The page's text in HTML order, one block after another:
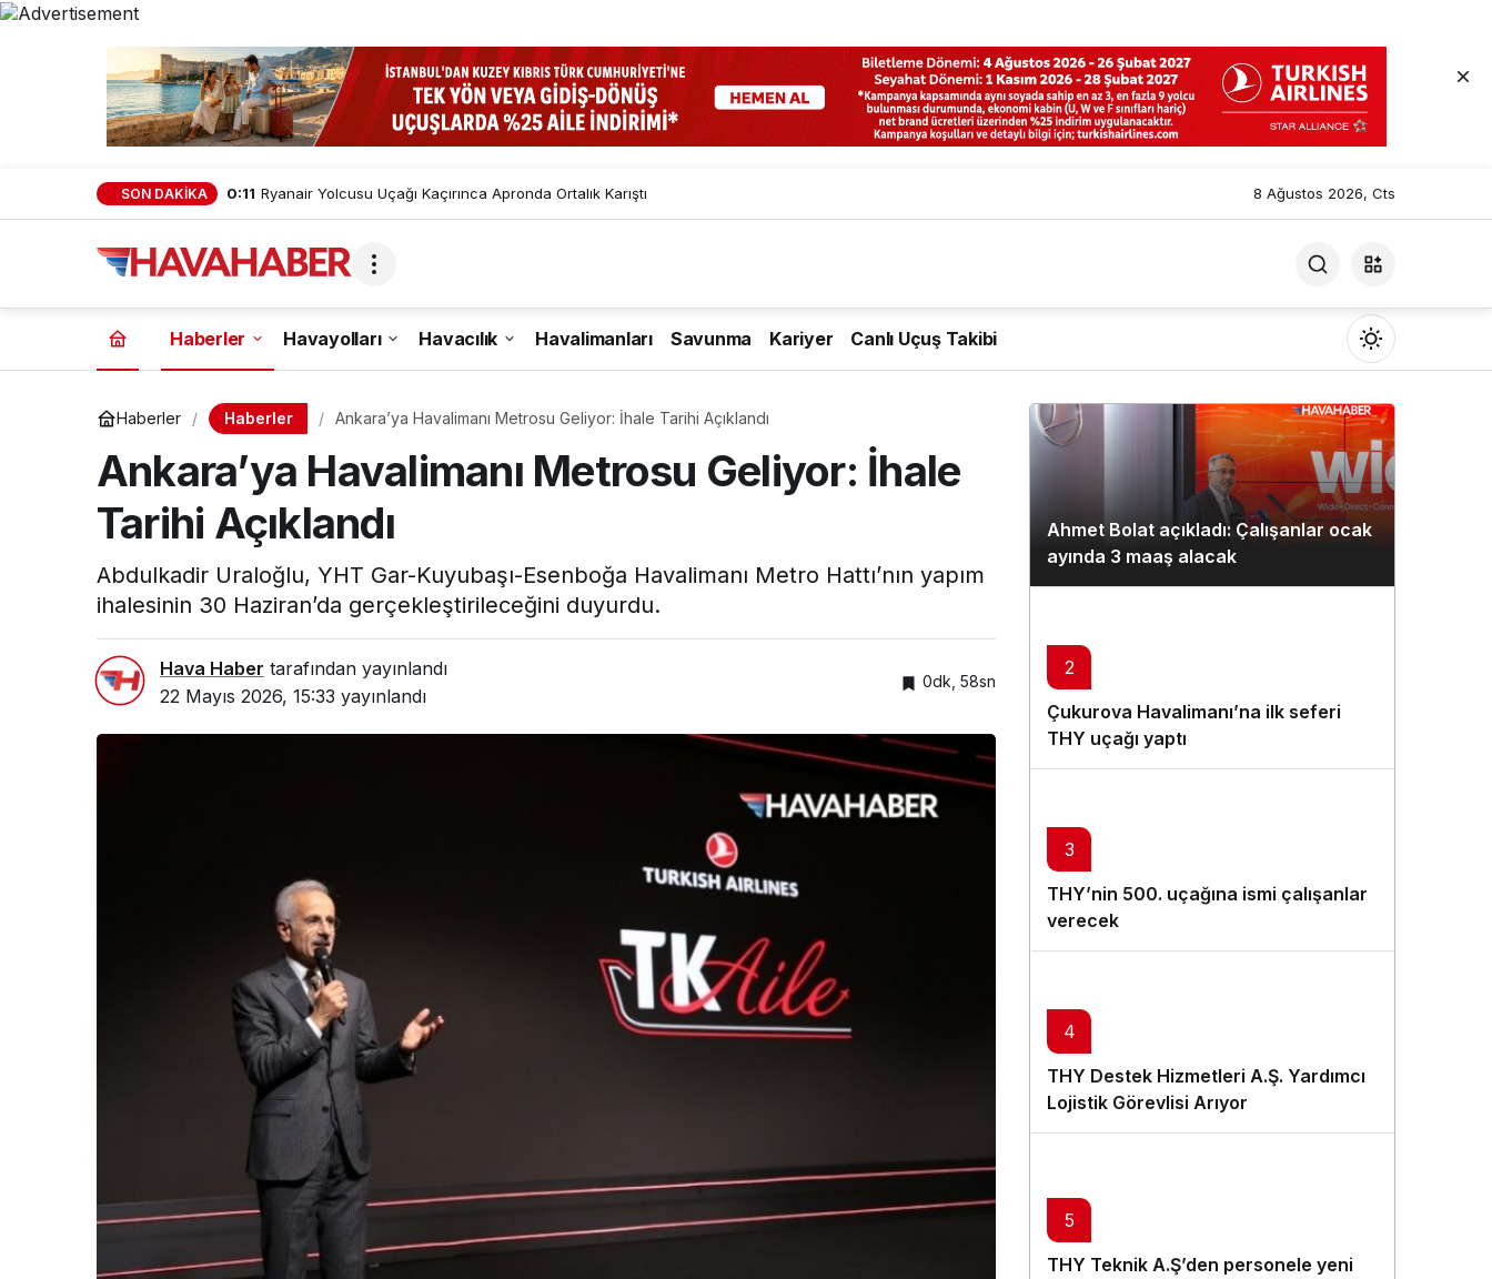
SON DAKİKA 0:11 Ryanair Yolcusu Uçağı Kaçırınca Apronda Ortalık Karıştı 8 Ağustos 2026, Cts
Haberler Havayolları Havacılık Havalimanları Savunma Kariyer Canlı Uçuş Takibi
Mod
değiştir
Gündüz Modu
Gündüz modunu seçin.
Sistem modunu seçin.
Haberler Haberler Ankara’ya Havalimanı Metrosu Geliyor: İhale Tarihi Açıklandı
Ankara’ya Havalimanı Metrosu Geliyor: İhale
Tarihi Açıklandı
Abdulkadir Uraloğlu, YHT Gar-Kuyubaşı-Esenboğa Havalimanı Metro Hattı’nın yapım
ihalesinin 30 Haziran’da gerçekleştirileceğini duyurdu.
Hava Haber tarafından yayınlandı
22 Mayıs 2026, 15:33 yayınlandı
0dk, 58sn
Ahmet Bolat açıkladı: Çalışanlar ocak
ayında 3 maaş alacak
2
Çukurova Havalimanı’na ilk seferi
THY uçağı yaptı
3
THY’nin 500. uçağına ismi çalışanlar
verecek
4
THY Destek Hizmetleri A.Ş. Yardımcı
Lojistik Görevlisi Arıyor
5
THY Teknik A.Ş’den personele yeni